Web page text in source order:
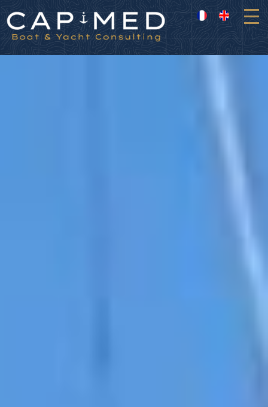
Panneau de gestion des cookies